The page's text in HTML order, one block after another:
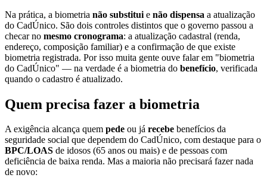
Na prática, a biometria não substitui e não dispensa a atualização
do CadÚnico. São dois controles distintos que o governo passou a
checar no mesmo cronograma: a atualização cadastral (renda,
endereço, composição familiar) e a confirmação de que existe
biometria registrada. Por isso muita gente ouve falar em "biometria
do CadÚnico" — na verdade é a biometria do benefício, verificada
quando o cadastro é atualizado.
Quem precisa fazer a biometria
A exigência alcança quem pede ou já recebe benefícios da
seguridade social que dependem do CadÚnico, com destaque para o
BPC/LOAS de idosos (65 anos ou mais) e de pessoas com
deficiência de baixa renda. Mas a maioria não precisará fazer nada
de novo: